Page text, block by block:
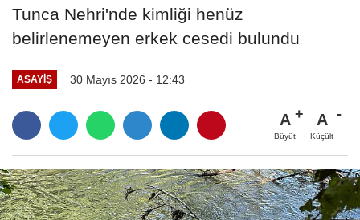
Tunca Nehri'nde kimliği henüz
belirlenemeyen erkek cesedi bulundu
ASAYIŞ 30 Mayıs 2026 - 12:43
A
Büyüt
A
Küçült